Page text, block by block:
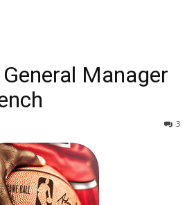
Manager
3